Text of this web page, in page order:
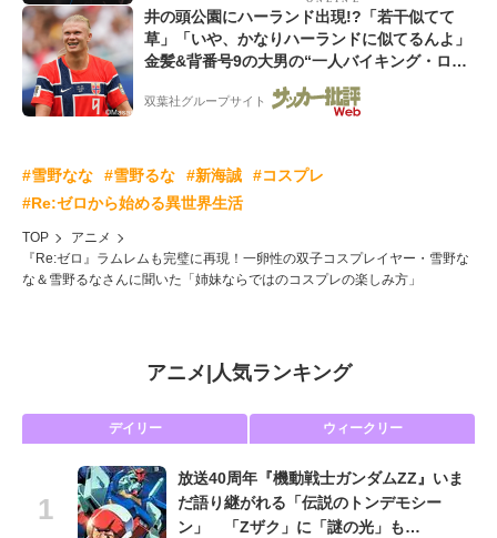
井の頭公園にハーランド出現!?「若干似てて
草」「いや、かなりハーランドに似てるんよ」
金髪&背番号9の大男の“一人バイキング・ロ
ー”映像が話題!「元気をもらった」
双葉社グループサイト
#雪野なな #雪野るな #新海誠
#コスプレ
#Re:ゼロから始める異世界生活
TOP
アニメ
『Re:ゼロ』ラムレムも完璧に再現！一卵性の双子コスプレイヤー・雪野な
な＆雪野るなさんに聞いた「姉妹ならではのコスプレの楽しみ方」
アニメ 人気ランキング
デイリー ウィークリー
放送40周年『機動戦士ガンダムZZ』いま
だ語り継がれる「伝説のトンデモシー
ン」 「Zザク」に「謎の光」も…